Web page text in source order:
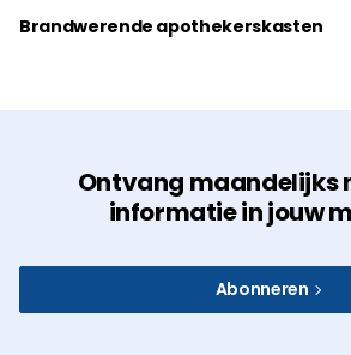
Brandwerende apothekerskasten
Ontvang maandelijks
informatie in jouw
Abonneren